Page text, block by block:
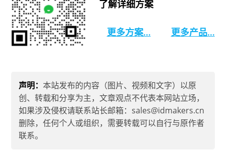
了解详细方案
更多方案… 更多产品…
声明：本站发布的内容（图片、视频和文字）以原
创、转载和分享为主，文章观点不代表本网站立场，
如果涉及侵权请联系站长邮箱：sales@idmakers.cn
删除，任何个人或组织，需要转载可以自行与原作者
联系。